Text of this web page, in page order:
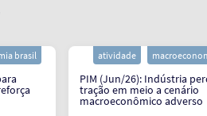
brasil atividade
PIM (Jun/26): Indústria
tração em meio a cenário
macroeconômico adverso